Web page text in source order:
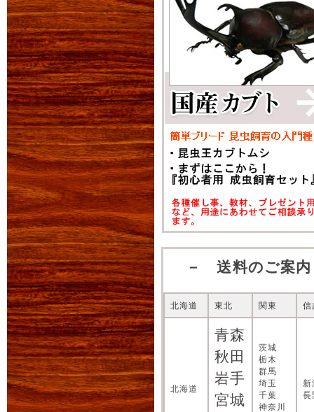
2012年09月11日
オータムセール第2
レッドアイ国産オオ
現在商品登録が進行
トカラノコギリ、ス
登録完了商品から随
2012年09月12日
オータムセール第
極クワガタマットご
これからの季節、ク
《生体続々入荷》
レッドアイ血統川西
ァノコギリなど新登場!
まだまだ追加生体多
「特別販売」カテゴ
－ 送料のご案
北海道 東北 関東 信
北海道
青森
秋田
岩手
宮城
茨城
栃木
群馬
埼玉
千葉
神奈川
新
長